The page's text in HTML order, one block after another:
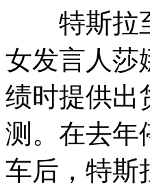
特斯拉至
女发言人莎
绩时提供出
测。在去年
车后，特斯